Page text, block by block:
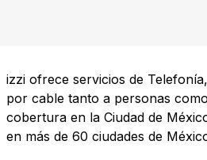
izzi ofrece servicios de
por cable tanto a personas
cobertura en la Ciudad de
en más de 60 ciudades de